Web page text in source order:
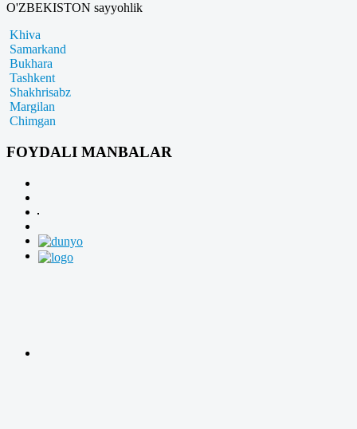
O'ZBEKISTON sayyohlik
Khiva
Samarkand
Bukhara
Tashkent
Shakhrisabz
Margilan
Chimgan
FOYDALI MANBALAR